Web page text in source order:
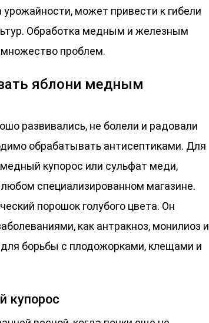
может привести к гибели
Обработка медным и железным
проблем.
яблони медным
развивались, не болели и радовали
обрабатывать антисептиками. Для
купорос или сульфат меди,
специализированном магазине.
порошок голубого цвета. Он
как антракноз, монилиоз и
борьбы с плодожорками, клещами и
купорос